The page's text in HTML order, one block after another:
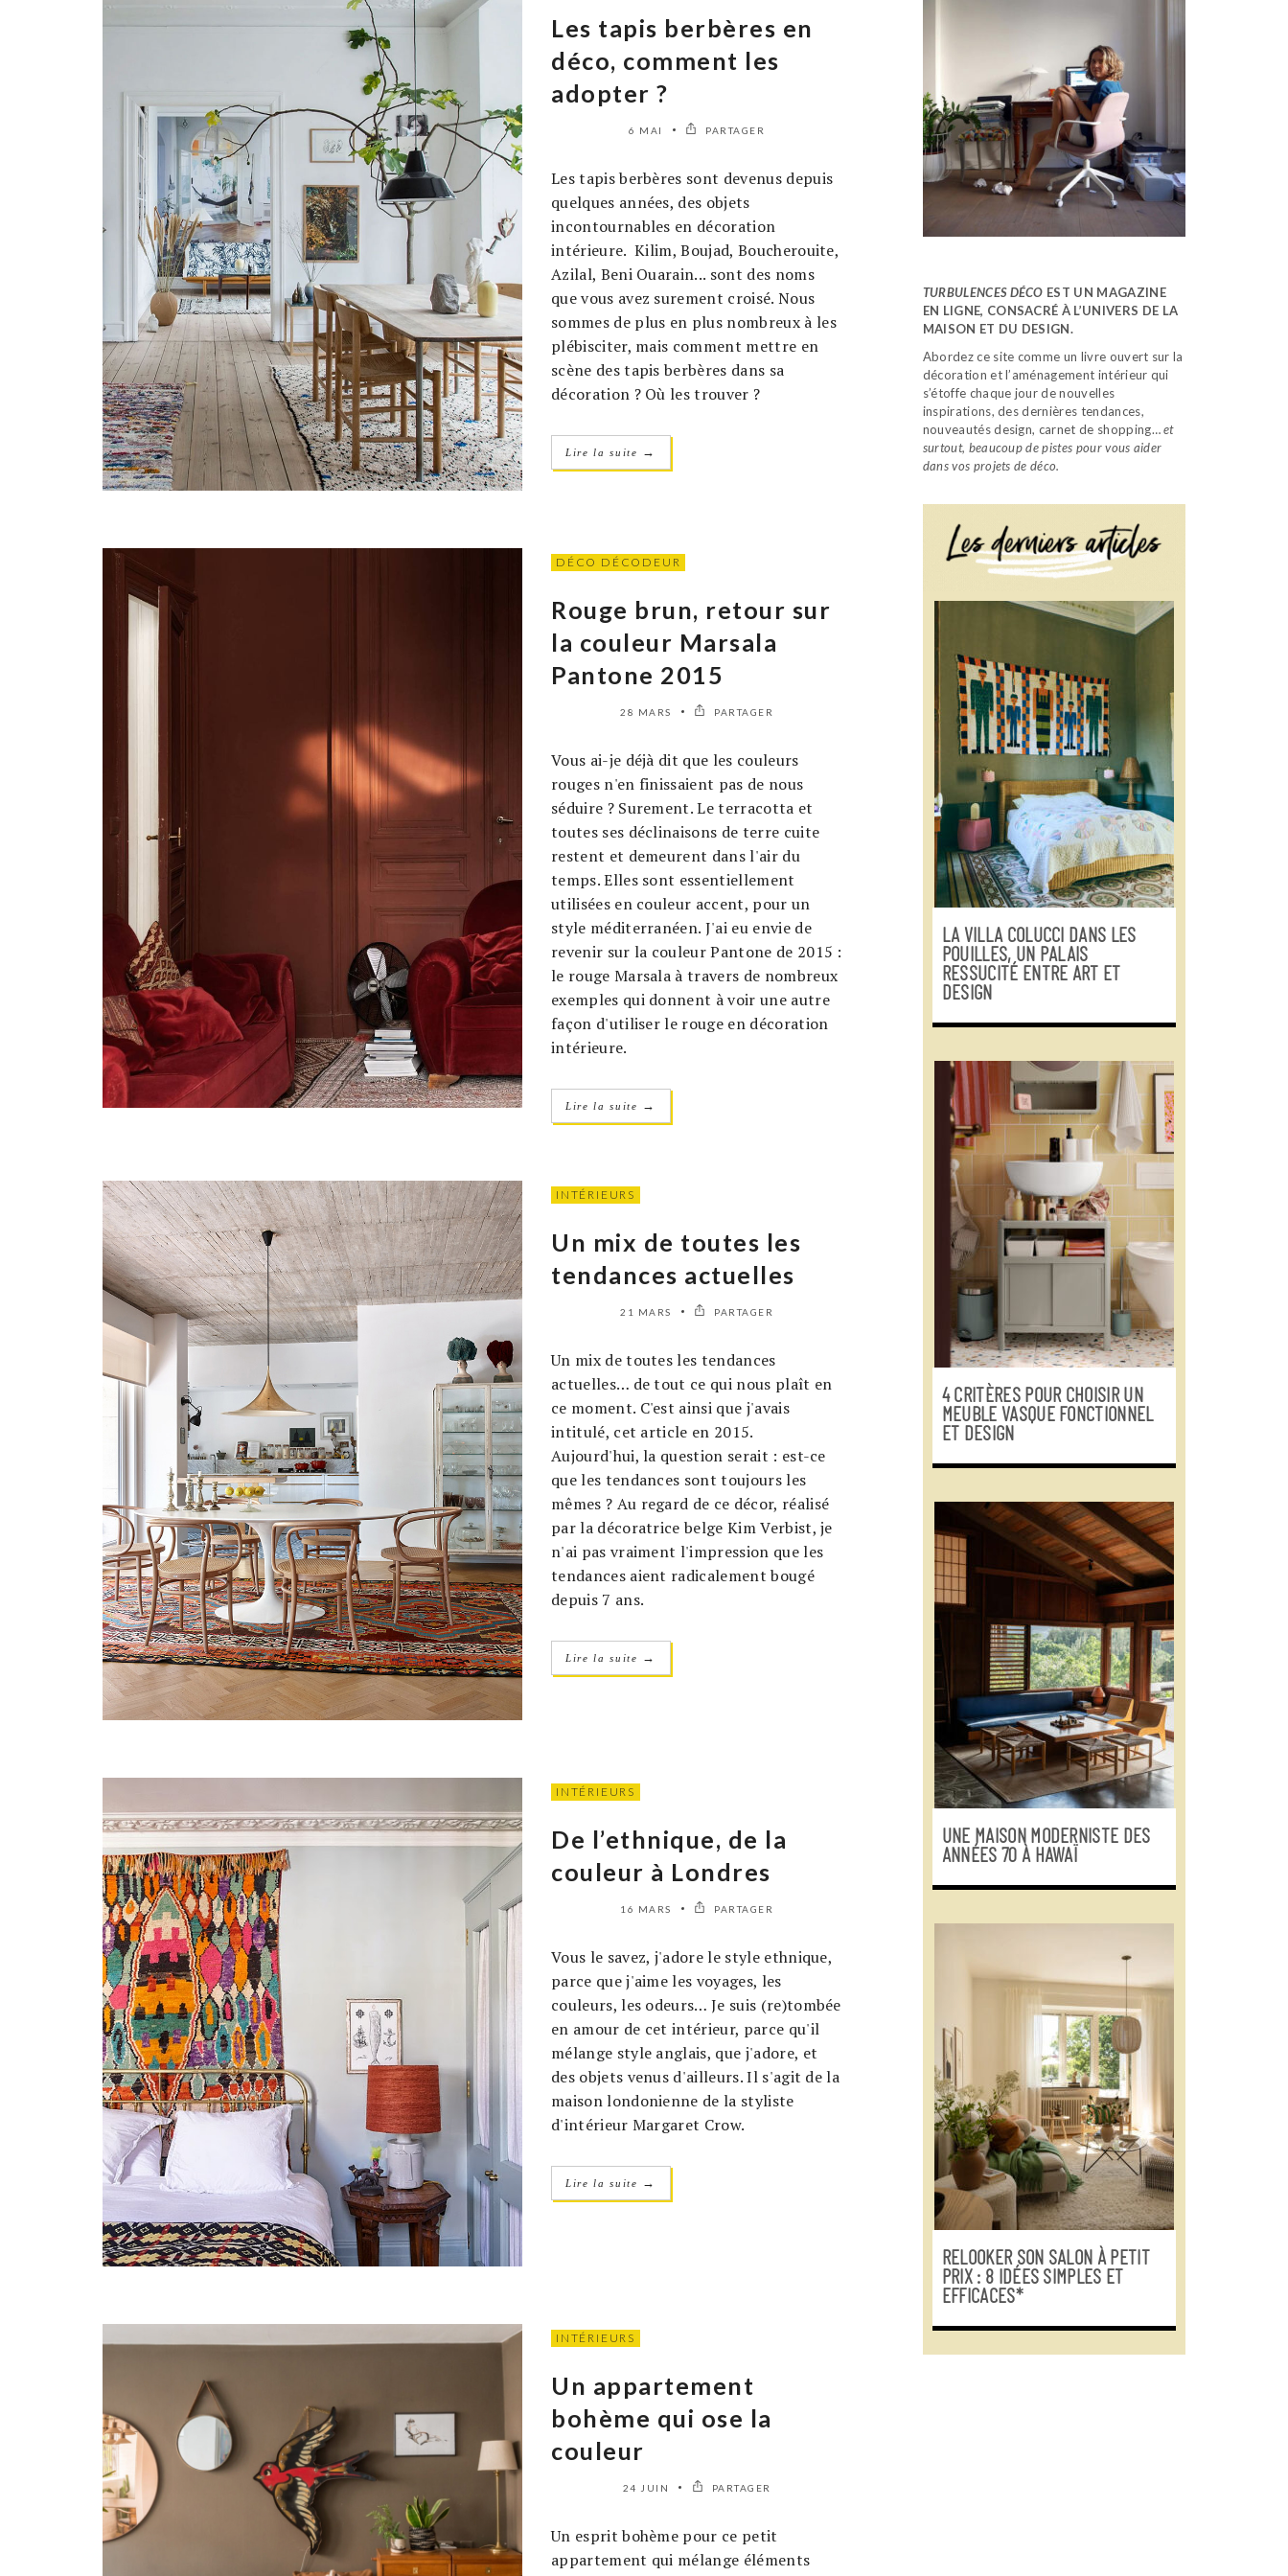
Les tapis berbères en
déco, comment les
adopter ?
6 MAI PARTAGER
Les tapis berbères sont devenus depuis
quelques années, des objets
incontournables en décoration
intérieure. Kilim, Boujad, Boucherouite,
Azilal, Beni Ouarain... sont des noms
que vous avez surement croisé. Nous
sommes de plus en plus nombreux à les
plébisciter, mais comment mettre en
scène des tapis berbères dans sa
décoration ? Où les trouver ?
Lire la suite →
DÉCO DÉCODEUR
Rouge brun, retour sur
la couleur Marsala
Pantone 2015
28 MARS PARTAGER
Vous ai-je déjà dit que les couleurs
rouges n'en finissaient pas de nous
séduire ? Surement. Le terracotta et
toutes ses déclinaisons de terre cuite
restent et demeurent dans l'air du
temps. Elles sont essentiellement
utilisées en couleur accent, pour un
style méditerranéen. J'ai eu envie de
revenir sur la couleur Pantone de 2015 :
le rouge Marsala à travers de nombreux
exemples qui donnent à voir une autre
façon d'utiliser le rouge en décoration
intérieure.
Lire la suite →
INTÉRIEURS
Un mix de toutes les
tendances actuelles
21 MARS PARTAGER
Un mix de toutes les tendances
actuelles… de tout ce qui nous plaît en
ce moment. C'est ainsi que j'avais
intitulé, cet article en 2015.
Aujourd'hui, la question serait : est-ce
que les tendances sont toujours les
mêmes ? Au regard de ce décor, réalisé
par la décoratrice belge Kim Verbist, je
n'ai pas vraiment l'impression que les
tendances aient radicalement bougé
depuis 7 ans.
Lire la suite →
INTÉRIEURS
De l’ethnique, de la
couleur à Londres
16 MARS PARTAGER
Vous le savez, j'adore le style ethnique,
parce que j'aime les voyages, les
couleurs, les odeurs… Je suis (re)tombée
en amour de cet intérieur, parce qu'il
mélange style anglais, que j'adore, et
des objets venus d'ailleurs. Il s'agit de la
maison londonienne de la styliste
d'intérieur Margaret Crow.
Lire la suite →
INTÉRIEURS
Un appartement
bohème qui ose la
couleur
24 JUIN PARTAGER
Un esprit bohème pour ce petit
appartement qui mélange éléments
TURBULENCES DÉCO EST UN MAGAZINE
EN LIGNE, CONSACRÉ À L’UNIVERS DE LA
MAISON ET DU DESIGN.
Abordez ce site comme un livre ouvert sur la
décoration et l’aménagement intérieur qui
s’étoffe chaque jour de nouvelles
inspirations, des dernières tendances,
nouveautés design, carnet de shopping…et
surtout, beaucoup de pistes pour vous aider
dans vos projets de déco.
LA VILLA COLUCCI DANS LES
POUILLES, UN PALAIS
RESSUCITÉ ENTRE ART ET
DESIGN
4 CRITÈRES POUR CHOISIR UN
MEUBLE VASQUE FONCTIONNEL
ET DESIGN
UNE MAISON MODERNISTE DES
ANNÉES 70 À HAWAÏ
RELOOKER SON SALON À PETIT
PRIX : 8 IDÉES SIMPLES ET
EFFICACES*